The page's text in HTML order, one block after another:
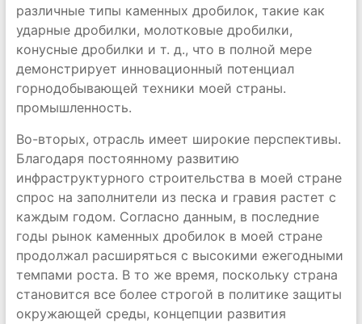
различные типы каменных дробилок, такие как
ударные дробилки, молотковые дробилки,
конусные дробилки и т. д., что в полной мере
демонстрирует инновационный потенциал
горнодобывающей техники моей страны.
промышленность.
Во-вторых, отрасль имеет широкие перспективы.
Благодаря постоянному развитию
инфраструктурного строительства в моей стране
спрос на заполнители из песка и гравия растет с
каждым годом. Согласно данным, в последние
годы рынок каменных дробилок в моей стране
продолжал расширяться с высокими ежегодными
темпами роста. В то же время, поскольку страна
становится все более строгой в политике защиты
окружающей среды, концепции развития